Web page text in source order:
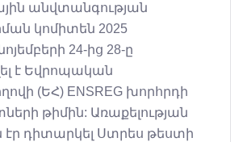
անվտանգության
կոմիտեն 2025
24-ից 28-ը
է Եվրոպական
(ԵՀ) ENSREG խորհրդի
թիմին: Առաքելության
դիտարկել Ստրես թեստի